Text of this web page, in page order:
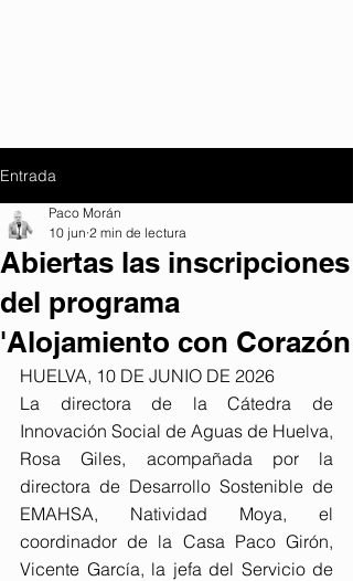
Entrada
Abiertas las inscripciones
del programa
'Alojamiento con Corazón
Paco Morán
10 jun 2 min de lectura
HUELVA, 10 DE JUNIO DE 2026
La directora de la Cátedra de
Innovación Social de Aguas de Huelva,
Rosa Giles, acompañada por la
directora de Desarrollo Sostenible de
EMAHSA, Natividad Moya, el
coordinador de la Casa Paco Girón,
Vicente García, la jefa del Servicio de